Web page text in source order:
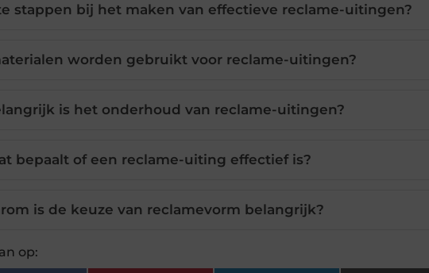
stappen bij het maken van effectieve reclame-uitingen?
worden gebruikt voor reclame-uitingen?
is het onderhoud van reclame-uitingen?
bepaalt of een reclame-uiting effectief is?
is de keuze van reclamevorm belangrijk?
op: